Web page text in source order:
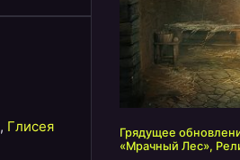
, Глисея
Грядущее
«Мрачный Лес»,